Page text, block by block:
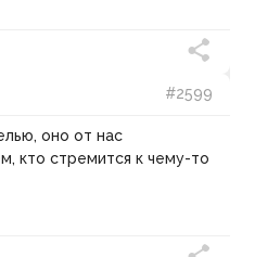
#2599
оно от нас
кто стремится к чему-то